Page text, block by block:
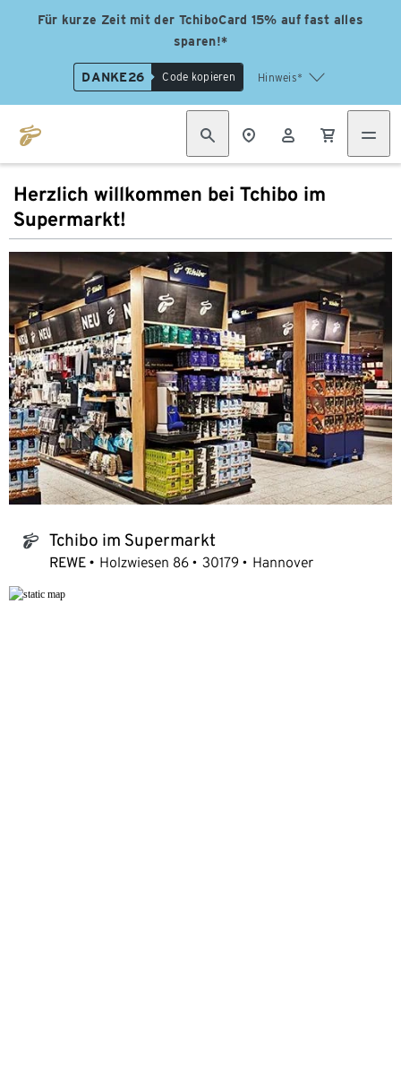
Für kurze Zeit mit der TchiboCard 15% auf fast alles
sparen!*
DANKE26 Code kopieren Hinweis*
Herzlich willkommen bei Tchibo im
Supermarkt!
tchibo_logo Tchibo im Supermarkt
REWE Holzwiesen 86 30179 Hannover